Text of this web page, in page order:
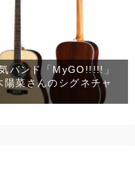
バンド「MyGO!!!!!」
菜さんのシグネチャ